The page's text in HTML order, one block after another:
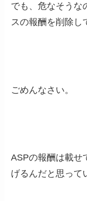
でも、危なそうな
スの報酬を削除し
ごめんなさい。
ASPの報酬は載せ
げるんだと思って